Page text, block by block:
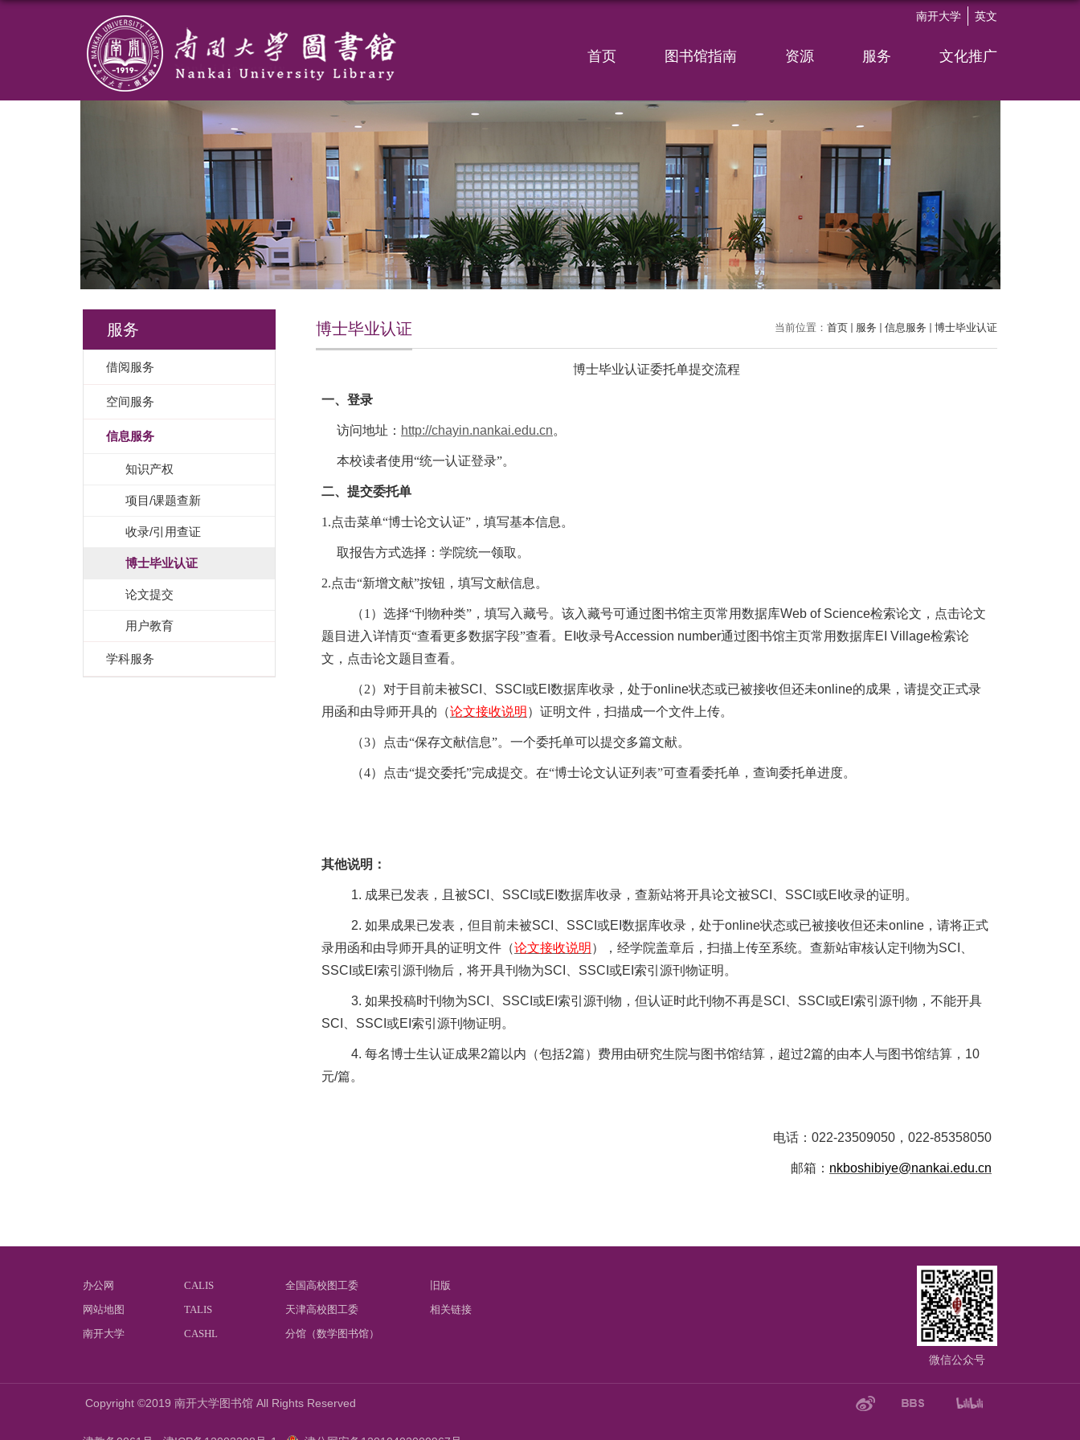
英文
南开大学
首页 图书馆指南 资源 服务 文化推广
服务
借阅服务
空间服务
信息服务
知识产权
项目/课题查新
收录/引用查证
博士毕业认证
论文提交
用户教育
学科服务
当前位置： 首页 服务 信息服务 博士毕业认证
博士毕业认证
博士毕业认证委托单提交流程
一、登录
访问地址： http://chayin.nankai.edu.cn。
本校读者使用“统一认证登录”。
二、提交委托单
1.点击菜单“博士论文认证”，填写基本信息。
取报告方式选择：学院统一领取。
2.点击“新增文献”按钮，填写文献信息。
（1 ）选择“刊物种类”，填写入藏号。该入藏号可通过图书馆主页常用数据库Web of Science检索论文，点击论文
题目进入详情页“查看更多数据字段”查看。
EI 收录号Accession number通过图书馆主页常用数据库EI Village检索论
文，点击论文题目查看。
（2）对于目前未被SCI SSCI 或EI 数据库收录，处于online状态或已被接收但还未online的成果，请提交正式录
用函和由导师开具的 （论文接收说明 ） 证明文件，扫描成一个文件上传。
（3）点击“保存文献信息”。一个委托单可以提交多篇文献。
（4）点击“提交委托”完成提交。在“博士论文认证列表”可查看委托单，查询委托单进度。
其他说明：
1. 成果已发表，且被SCI SSCI 或EI 数据库收录，查新站将开具论文被SCI SSCI 或EI 收录的证明。
2. 如果成果已发表，但目前未被SCI SSCI 或EI 数据库收录，处于online状态或已被接收但还未online ，请将正式
录用函和由导师开具的证明文件（论文接收说明 ），经学院盖章后，扫描上传至系统。查新站审核认定刊物为SCI
SSCI 或EI 索引源刊物后，将开具刊物为SCI SSCI 或EI 索引源刊物证明。
3. 如果投稿时刊物为SCI SSCI 或EI 索引源刊物，但认证时此刊物不再是SCI SSCI 或EI 索引源刊物，不能开具
SCI
SSCI 或EI 索引源刊物证明。
4. 每名博士生认证成果2篇以内（包括2篇）费用由研究生院与图书馆结算，超过2篇的由本人与图书馆结算， 10
元/篇。
电话： 022-23509050 ， 022-85358050
邮箱： nkboshibiye@nankai.edu.cn
办公网
网站地图
南开大学
CALIS
TALIS
CASHL
全国高校图工委
天津高校图工委
分馆（数学图书馆）
旧版
相关链接
微信公众号
Copyright ©2019 南开大学图书馆 All Rights Reserved